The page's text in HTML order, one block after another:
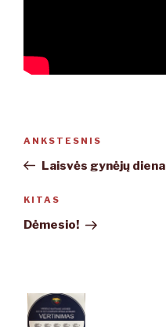
Ankstesnis
įrašas
ANKSTESNIS
Laisvės gynėjų diena
Kitas
įrašas
KITAS
Dėmesio!